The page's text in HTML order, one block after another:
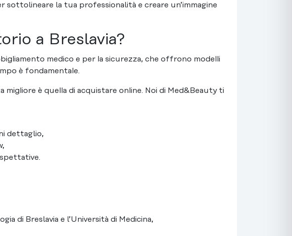
la tua professionalità e creare un’immagine
a Breslavia?
medico e per la sicurezza, che offrono modelli
è fondamentale.
è quella di acquistare online. Noi di Med&Beauty ti
dettaglio,
di Breslavia e l’Università di Medicina,